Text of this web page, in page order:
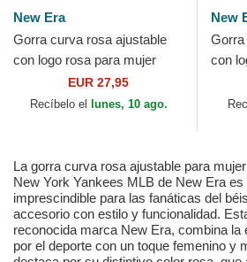
New Era
Gorra curva rosa ajustable
con logo rosa para mujer
9FORTY Metallic Logo de
New York Yankees MLB...
EUR 27,95
Recíbelo el lunes, 10 ago.
New
con
de
La gorra curva rosa ajustable para
New York Yankees MLB de New Era es
imprescindible para las fanáticas del
accesorio con estilo y funcionalidad.
reconocida marca New Era, combina la
por el deporte con un toque femenino y